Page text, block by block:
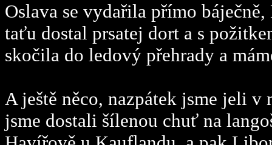
Oslava se vydařila přímo
taťu dostal prsatej dort a s
skočila do ledový přehrady a
A ještě něco, nazpátek jsme jeli v
jsme dostali šílenou chuť na